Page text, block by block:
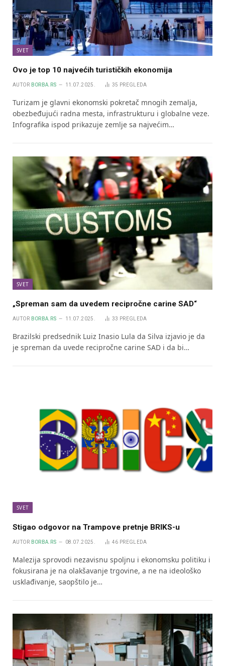
SVET
Ovo je top 10 najvećih turističkih ekonomija
AUTOR BORBA.RS 11.07.2025. 35 PREGLEDA
Turizam je glavni ekonomski pokretač mnogih zemalja,
obezbeđujući radna mesta, infrastrukturu i globalne veze.
Infografika ispod prikazuje zemlje sa najvećim…
SVET
„Spreman sam da uvedem recipročne carine SAD“
AUTOR BORBA.RS 11.07.2025. 33 PREGLEDA
Brazilski predsednik Luiz Inasio Lula da Silva izjavio je da
je spreman da uvede recipročne carine SAD i da bi…
SVET
Stigao odgovor na Trampove pretnje BRIKS-u
AUTOR BORBA.RS 08.07.2025. 46 PREGLEDA
Malezija sprovodi nezavisnu spoljnu i ekonomsku politiku i
fokusirana je na olakšavanje trgovine, a ne na ideološko
usklađivanje, saopštilo je…